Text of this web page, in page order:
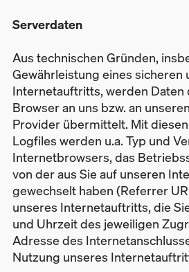
Serverdaten
Aus technischen Gründen,
Gewährleistung eines sicheren
Internetauftritts, werden
Browser an uns bzw. an
Provider übermittelt. Mit
Logfiles werden u.a. Typ und
Internetbrowsers, das
von der aus Sie auf unseren
gewechselt haben (Referrer
unseres Internetauftritts, die
und Uhrzeit des jeweiligen
Adresse des
Nutzung unseres